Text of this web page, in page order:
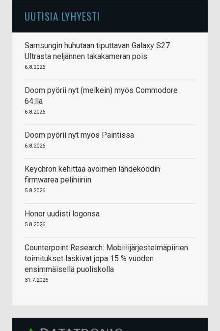
UUTISIA LYHYESTI
Samsungin huhutaan tiputtavan Galaxy S27
Ultrasta neljännen takakameran pois
6.8.2026
Doom pyörii nyt (melkein) myös Commodore
64:llä
6.8.2026
Doom pyörii nyt myös Paintissa
6.8.2026
Keychron kehittää avoimen lähdekoodin
firmwarea pelihiiriin
5.8.2026
Honor uudisti logonsa
5.8.2026
Counterpoint Research: Mobiilijärjestelmäpiirien
toimitukset laskivat jopa 15 % vuoden
ensimmäisellä puoliskolla
31.7.2026